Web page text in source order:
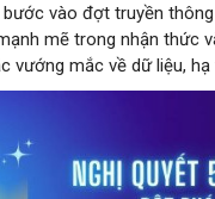
vào đợt truyền
mẽ trong nhận thức
vướng mắc về dữ liệu, hạ
trị.